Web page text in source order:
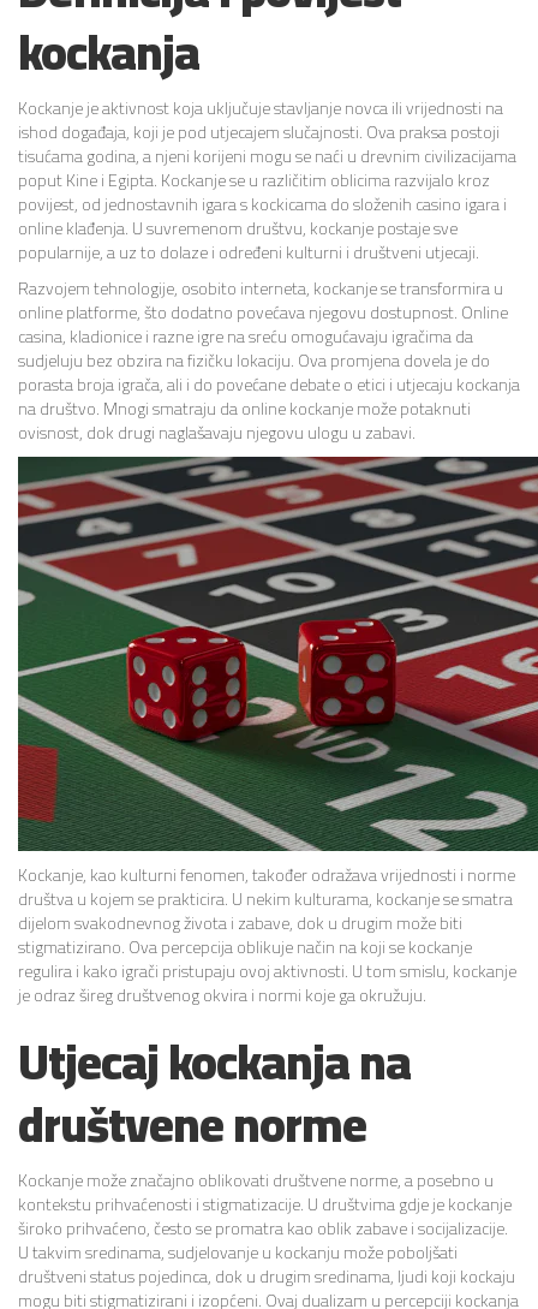
kockanja
Kockanje je aktivnost koja uključuje stavljanje novca ili vrijednosti na
ishod događaja, koji je pod utjecajem slučajnosti. Ova praksa postoji
tisućama godina, a njeni korijeni mogu se naći u drevnim civilizacijama
poput Kine i Egipta. Kockanje se u različitim oblicima razvijalo kroz
povijest, od jednostavnih igara s kockicama do složenih casino igara i
online klađenja. U suvremenom društvu, kockanje postaje sve
popularnije, a uz to dolaze i određeni kulturni i društveni utjecaji.
Razvojem tehnologije, osobito interneta, kockanje se transformira u
online platforme, što dodatno povećava njegovu dostupnost. Online
casina, kladionice i razne igre na sreću omogućavaju igračima da
sudjeluju bez obzira na fizičku lokaciju. Ova promjena dovela je do
porasta broja igrača, ali i do povećane debate o etici i utjecaju kockanja
na društvo. Mnogi smatraju da online kockanje može potaknuti
ovisnost, dok drugi naglašavaju njegovu ulogu u zabavi.
Kockanje, kao kulturni fenomen, također odražava vrijednosti i norme
društva u kojem se prakticira. U nekim kulturama, kockanje se smatra
dijelom svakodnevnog života i zabave, dok u drugim može biti
stigmatizirano. Ova percepcija oblikuje način na koji se kockanje
regulira i kako igrači pristupaju ovoj aktivnosti. U tom smislu, kockanje
je odraz šireg društvenog okvira i normi koje ga okružuju.
Utjecaj kockanja na
društvene norme
Kockanje može značajno oblikovati društvene norme, a posebno u
kontekstu prihvaćenosti i stigmatizacije. U društvima gdje je kockanje
široko prihvaćeno, često se promatra kao oblik zabave i socijalizacije.
U takvim sredinama, sudjelovanje u kockanju može poboljšati
društveni status pojedinca, dok u drugim sredinama, ljudi koji kockaju
mogu biti stigmatizirani i izopćeni. Ovaj dualizam u percepciji kockanja